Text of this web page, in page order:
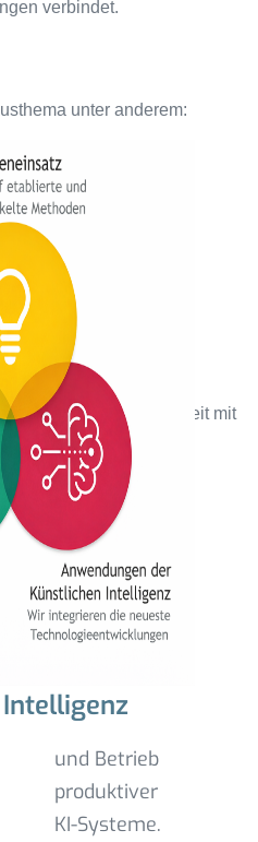
verbindet.
unter anderem:
AI
AI
AI
fundiert als auch
in enger Zusammenarbeit mit
Forschungspartnern
zum
und Betrieb
produktiver
KI-Systeme.